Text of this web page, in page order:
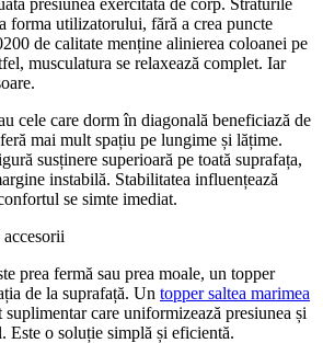
forma utilizatorului, fără a crea puncte
de calitate menține alinierea coloanei pe
musculatura se relaxează complet. Iar
cele care dorm în diagonală beneficiază de
mai mult spațiu pe lungime și lățime.
susținere superioară pe toată suprafața,
instabilă. Stabilitatea influențează
se simte imediat.
prea fermă sau prea moale, un topper
de la suprafață. Un topper saltea marimea
suplimentar care uniformizează presiunea și
Este o soluție simplă și eficientă.